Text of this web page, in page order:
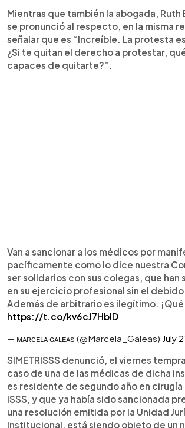
Mientras que también la abogada, Ruth
se pronunció al respecto, en la misma
señalar que es “Increíble. La protesta
¿Si te quitan el derecho a protestar,
capaces de quitarte?”.
Van a sancionar a los médicos por
pacíficamente como lo dice nuestra
ser solidarios con sus colegas, que han
en su ejercicio profesional sin el
Además de arbitrario es ilegítimo.
https://t.co/kv6cJ7HbID
— ᴍᴀʀᴄᴇʟᴀ ɢᴀʟᴇᴀs (@Marcela_Galeas) July
SIMETRISSS denunció, el viernes
caso de una de las médicas de dicha
es residente de segundo año en
ISSS, y que ya había sido sancionada
una resolución emitida por la Unidad
Institucional, está siendo objeto de un